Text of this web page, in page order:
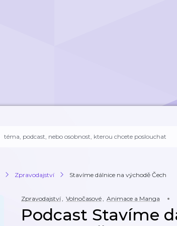
Zpravodajství Stavíme dálnice na východě Čech
Zpravodajství, Volnočasové, Animace a Manga
Podcast Stavíme